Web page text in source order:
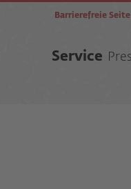
Service
Barrierefreie Seite